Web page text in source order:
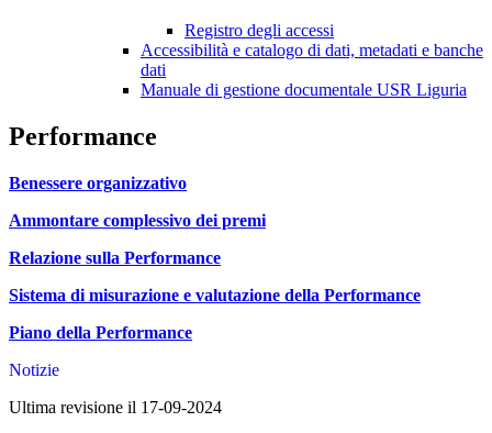
Registro degli accessi
Accessibilità e catalogo di dati, metadati e banche
dati
Manuale di gestione documentale USR Liguria
Performance
Benessere organizzativo
Ammontare complessivo dei premi
Relazione sulla Performance
Sistema di misurazione e valutazione della Performance
Piano della Performance
Notizie
Ultima revisione il 17-09-2024